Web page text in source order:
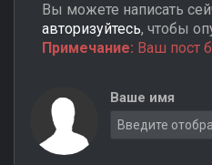
Вы можете написать
авторизуйтесь, чтобы
Примечание: Ваш пост
Ваше имя